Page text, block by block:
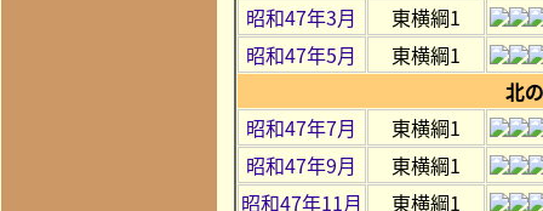
昭和47年3月
東横綱1
昭和47年5月
東横綱1
北
昭和47年7月
東横綱1
昭和47年9月
東横綱1
昭和47年11月
東横綱1